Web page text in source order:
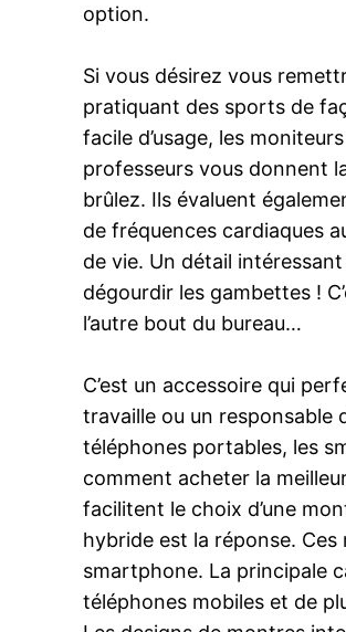
option.
Si vous désirez vous
pratiquant des sports de
facile d’usage, les
professeurs vous donnent
brûlez. Ils évaluent
de fréquences cardiaques
de vie. Un détail
dégourdir les gambettes !
l’autre bout du bureau…
C’est un accessoire qui
travaille ou un responsable
téléphones portables, les
comment acheter la
facilitent le choix d’une
hybride est la réponse.
smartphone. La principale
téléphones mobiles et de